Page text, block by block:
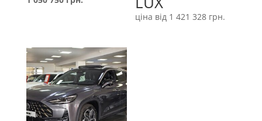
750 грн..
ціна від 1 421 328 грн.